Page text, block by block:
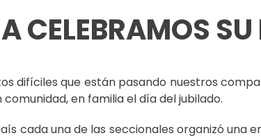
CELEBRAMOS
difíciles que están pasando nuestros
en familia el día del jubilado.
cada una de las seccionales organizó